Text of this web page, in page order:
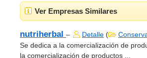
Ver Empresas Similares
nutriherbal – Detalle (
Se dedica a la comercialización de
la comercialización de productos ...